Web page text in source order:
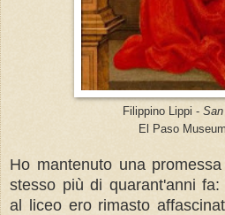
Filippino Lippi -
El Paso
Ho mantenuto una
stesso più di quarant'anni
al liceo ero rimasto